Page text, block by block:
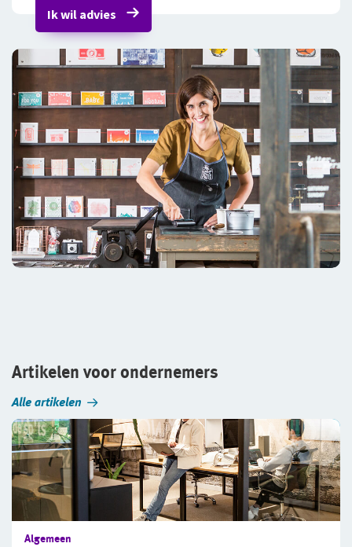
Ik wil advies
Artikelen voor ondernemers
Alle artikelen
Algemeen